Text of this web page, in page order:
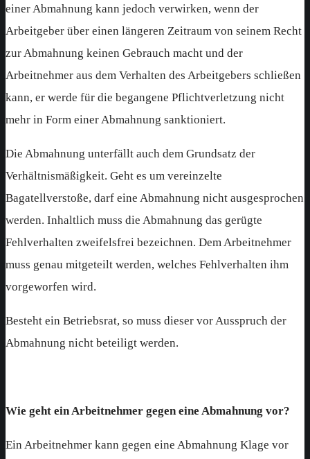
einer Abmahnung kann jedoch verwirken, wenn der
Arbeitgeber über einen längeren Zeitraum von seinem Recht
zur Abmahnung keinen Gebrauch macht und der
Arbeitnehmer aus dem Verhalten des Arbeitgebers schließen
kann, er werde für die begangene Pflichtverletzung nicht
mehr in Form einer Abmahnung sanktioniert.
Die Abmahnung unterfällt auch dem Grundsatz der
Verhältnismäßigkeit. Geht es um vereinzelte
Bagatellverstoße, darf eine Abmahnung nicht ausgesprochen
werden. Inhaltlich muss die Abmahnung das gerügte
Fehlverhalten zweifelsfrei bezeichnen. Dem Arbeitnehmer
muss genau mitgeteilt werden, welches Fehlverhalten ihm
vorgeworfen wird.
Besteht ein Betriebsrat, so muss dieser vor Ausspruch der
Abmahnung nicht beteiligt werden.
Wie geht ein Arbeitnehmer gegen eine Abmahnung vor?
Ein Arbeitnehmer kann gegen eine Abmahnung Klage vor